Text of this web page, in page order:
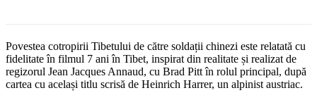
Povestea cotropirii Tibetului de către soldații chinezi este relatată cu
fidelitate în filmul 7 ani în Tibet, inspirat din realitate și realizat de
regizorul Jean Jacques Annaud, cu Brad Pitt în rolul principal, după
cartea cu același titlu scrisă de Heinrich Harrer, un alpinist austriac.